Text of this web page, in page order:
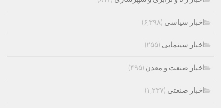
اخبار سیاسی (۶,۳۹۸)
اخبار سینمایی (۲۵۵)
اخبار صنعت و معدن (۴۹۵)
اخبار صنعتی (۱,۲۳۷)